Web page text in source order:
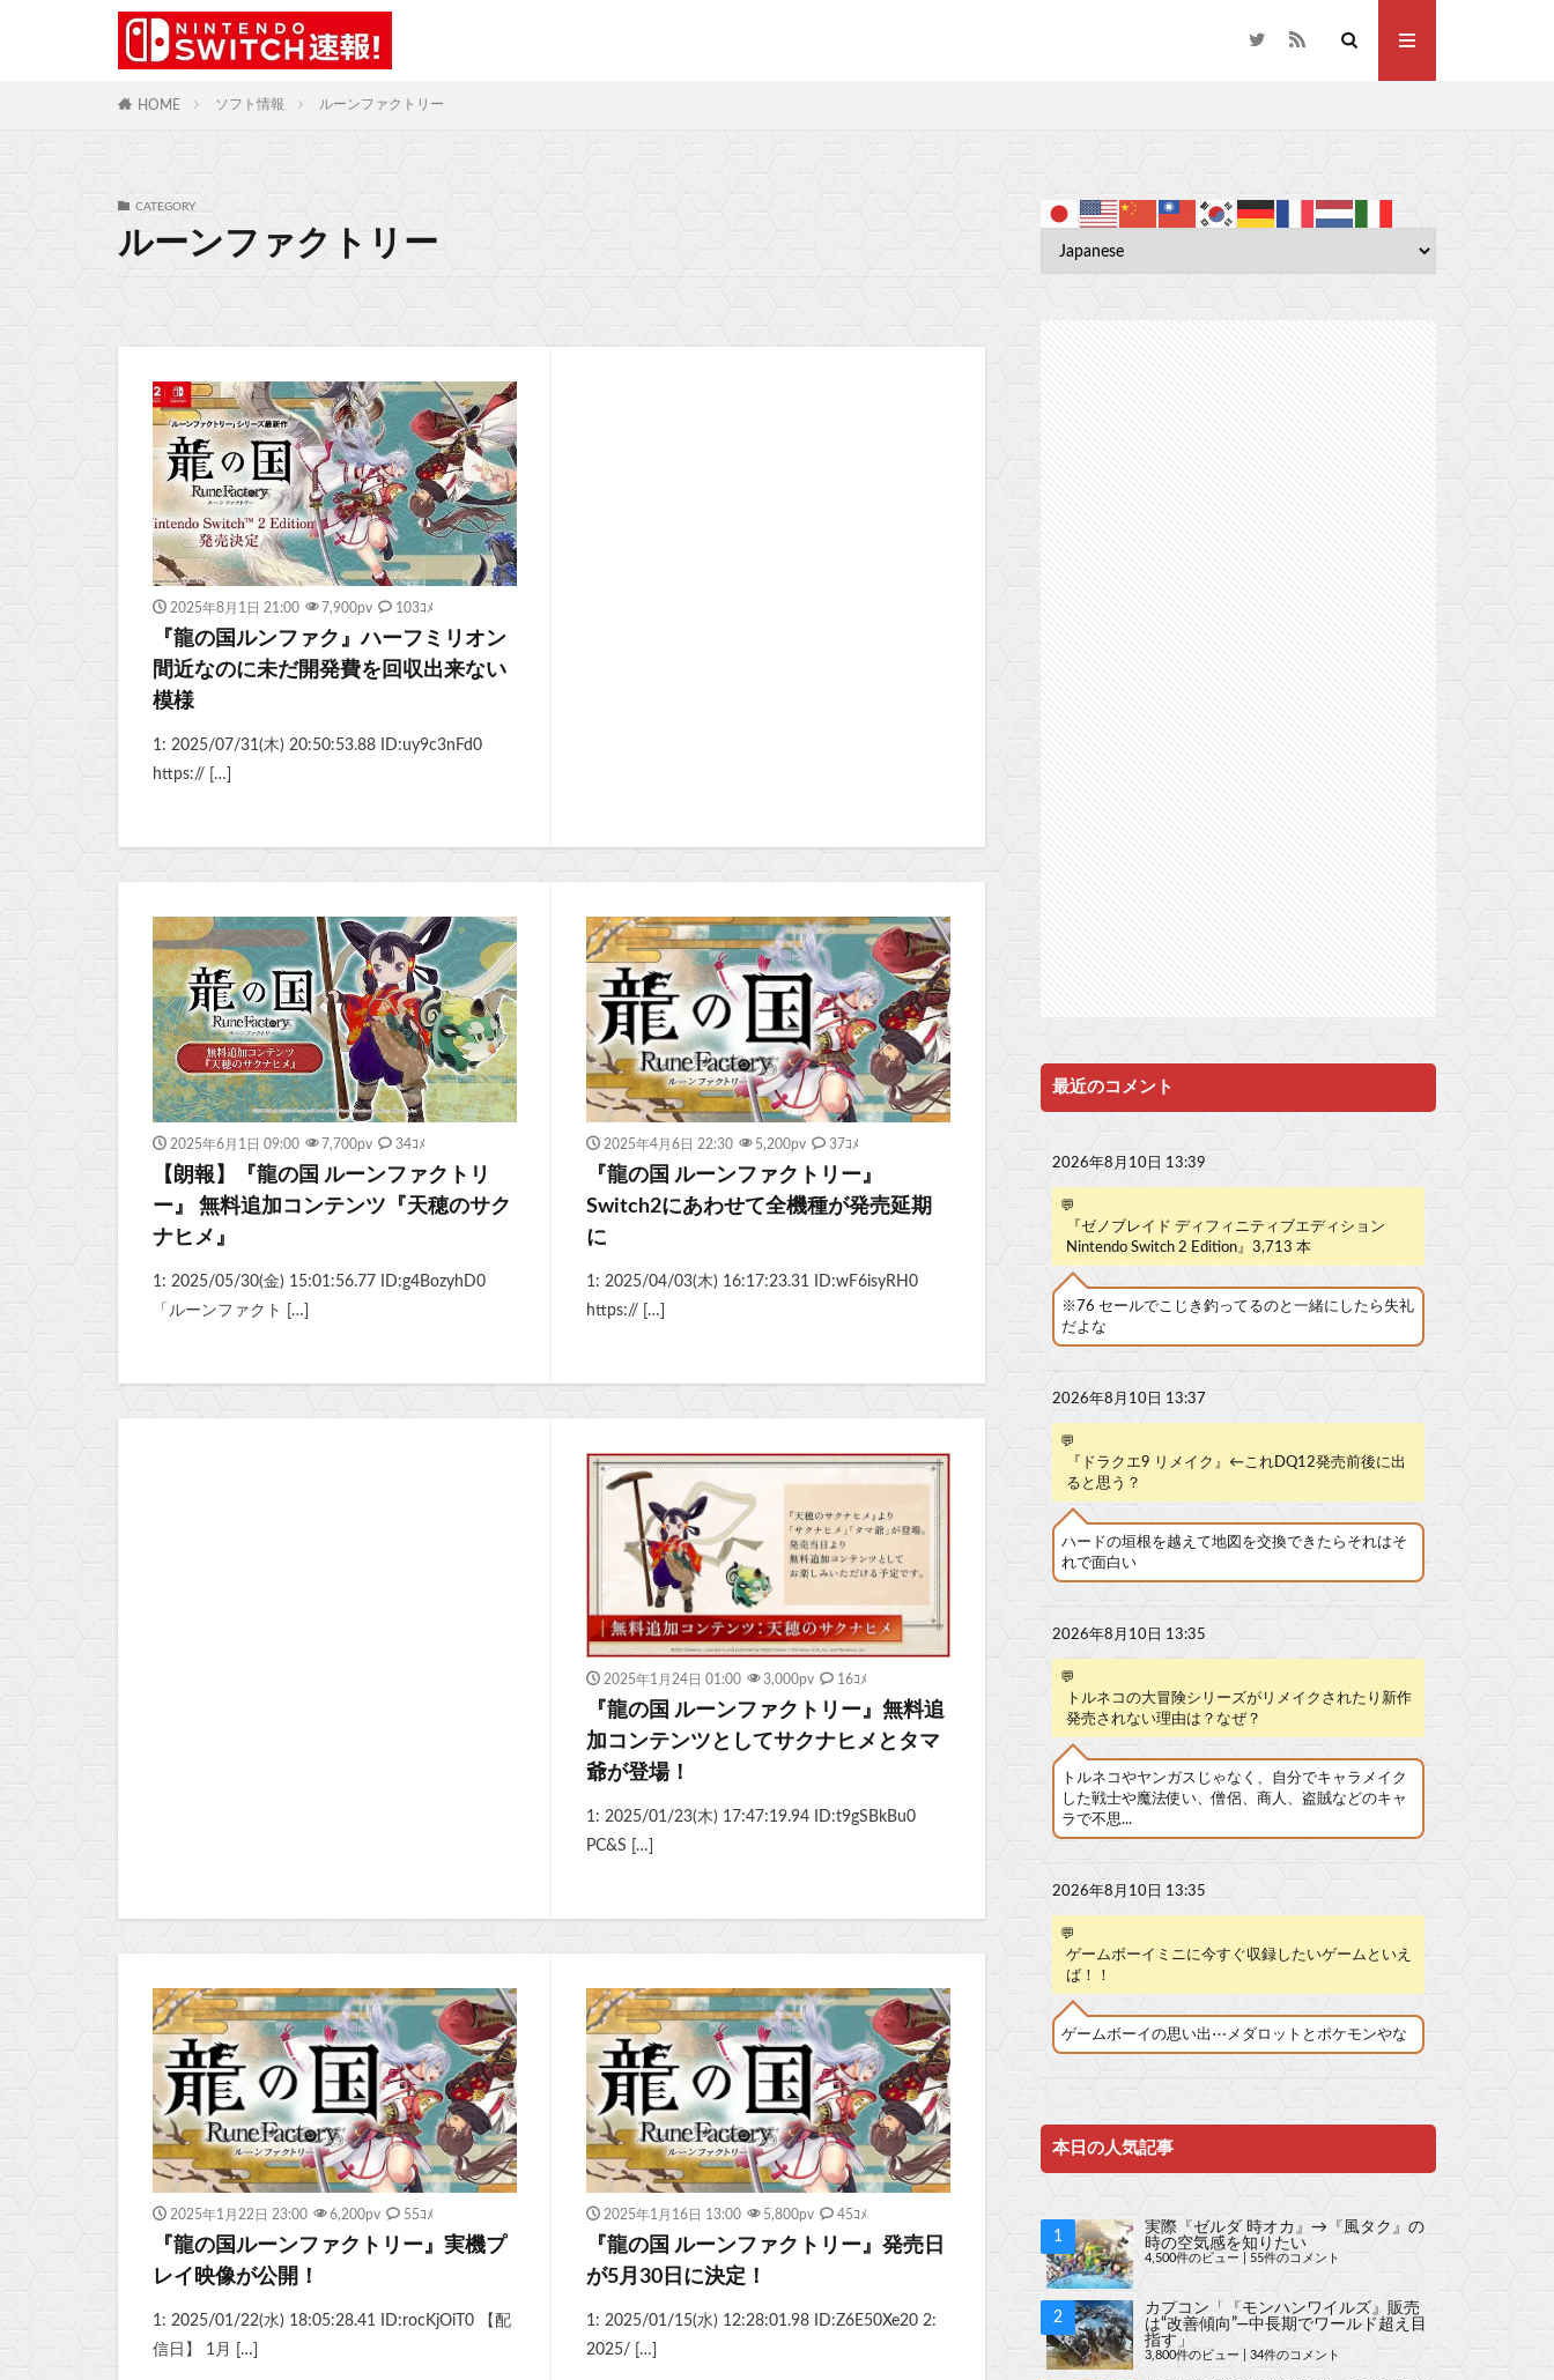
HOME ソフト情報 ルーンファクトリー
CATEGORY
ルーンファクトリー
2025年8月1日 21:00 7,900pv 103ｺﾒ
『龍の国ルンファク』ハーフミリオン
間近なのに未だ開発費を回収出来ない
模様
1: 2025/07/31(木) 20:50:53.88 ID:uy9c3nFd0
https:// […]
2025年6月1日 09:00 7,700pv 34ｺﾒ
【朗報】『龍の国 ルーンファクトリ
ー』 無料追加コンテンツ『天穂のサク
ナヒメ』
1: 2025/05/30(金) 15:01:56.77 ID:g4BozyhD0
「ルーンファクト […]
2025年4月6日 22:30 5,200pv 37ｺﾒ
『龍の国 ルーンファクトリー』
Switch2にあわせて全機種が発売延期
に
1: 2025/04/03(木) 16:17:23.31 ID:wF6isyRH0
https:// […]
2025年1月24日 01:00 3,000pv 16ｺﾒ
『龍の国 ルーンファクトリー』無料追
加コンテンツとしてサクナヒメとタマ
爺が登場！
1: 2025/01/23(木) 17:47:19.94 ID:t9gSBkBu0
PC&S […]
2025年1月22日 23:00 6,200pv 55ｺﾒ
『龍の国ルーンファクトリー』実機プ
レイ映像が公開！
1: 2025/01/22(水) 18:05:28.41 ID:rocKjOiT0 【配
信日】 1月 […]
2025年1月16日 13:00 5,800pv 45ｺﾒ
『龍の国 ルーンファクトリー』発売日
が5月30日に決定！
1: 2025/01/15(水) 12:28:01.98 ID:Z6E50Xe20 2:
2025/ […]
最近のコメント
2026年8月10日 13:39
💬
『ゼノブレイド ディフィニティブエディション
Nintendo Switch 2 Edition』3,713 本
※76 セールでこじき釣ってるのと一緒にしたら失礼
だよな
2026年8月10日 13:37
💬
『ドラクエ9 リメイク』←これDQ12発売前後に出
ると思う？
ハードの垣根を越えて地図を交換できたらそれはそ
れで面白い
2026年8月10日 13:35
💬
トルネコの大冒険シリーズがリメイクされたり新作
発売されない理由は？なぜ？
トルネコやヤンガスじゃなく、自分でキャラメイク
した戦士や魔法使い、僧侶、商人、盗賊などのキャ
ラで不思...
2026年8月10日 13:35
💬
ゲームボーイミニに今すぐ収録したいゲームといえ
ば！！
ゲームボーイの思い出⋯メダロットとポケモンやな
本日の人気記事
実際『ゼルダ 時オカ』→『風タク』の
時の空気感を知りたい
4,500件のビュー 55件のコメント
カプコン「『モンハンワイルズ』販売
は“改善傾向”―中長期でワールド超え目
指す」
3,800件のビュー 34件のコメント